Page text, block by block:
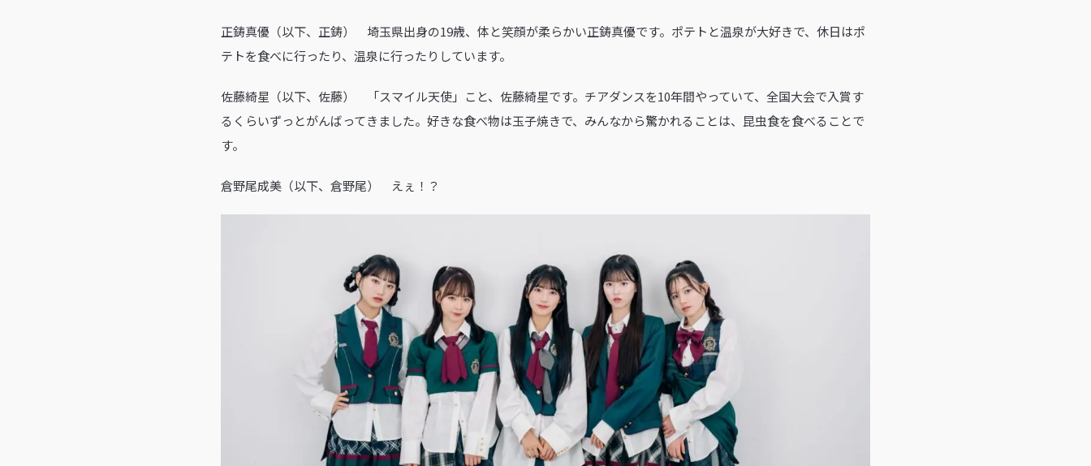
正鋳真優（以下、正鋳） 埼玉県出身の19歳、体と笑顔が柔らかい正鋳真優です。ポテトと温泉が大好きで、休日はポ
テトを食べに行ったり、温泉に行ったりしています。
佐藤綺星（以下、佐藤） 「スマイル天使」こと、佐藤綺星です。チアダンスを10年間やっていて、全国大会で入賞す
るくらいずっとがんばってきました。好きな食べ物は玉子焼きで、みんなから驚かれることは、昆虫食を食べることで
す。
倉野尾成美（以下、倉野尾） えぇ！？